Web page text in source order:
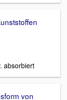
absorbiert
von